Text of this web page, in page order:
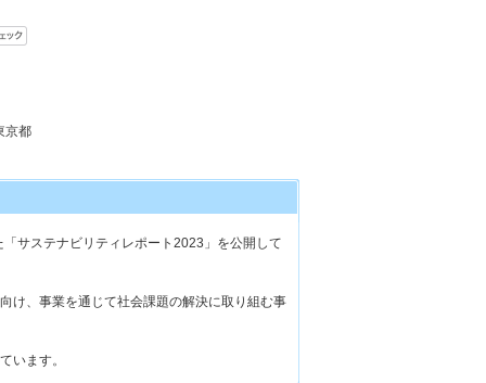
京都
サステナビリティレポート2023」を公開して
け、事業を通じて社会課題の解決に取り組む事
います。